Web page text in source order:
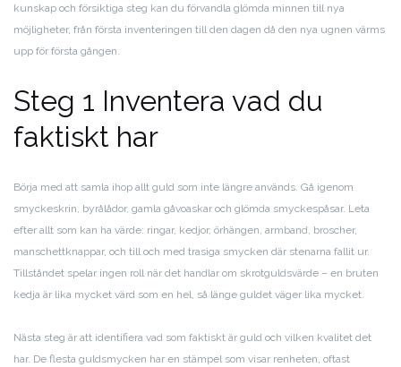
kunskap och försiktiga steg kan du förvandla glömda minnen till nya
möjligheter, från första inventeringen till den dagen då den nya ugnen värms
upp för första gången.
Steg 1 Inventera vad du
faktiskt har
Börja med att samla ihop allt guld som inte längre används. Gå igenom
smyckeskrin, byrålådor, gamla gåvoaskar och glömda smyckespåsar. Leta
efter allt som kan ha värde: ringar, kedjor, örhängen, armband, broscher,
manschettknappar, och till och med trasiga smycken där stenarna fallit ur.
Tillståndet spelar ingen roll när det handlar om skrotguldsvärde – en bruten
kedja är lika mycket värd som en hel, så länge guldet väger lika mycket.
Nästa steg är att identifiera vad som faktiskt är guld och vilken kvalitet det
har. De flesta guldsmycken har en stämpel som visar renheten, oftast